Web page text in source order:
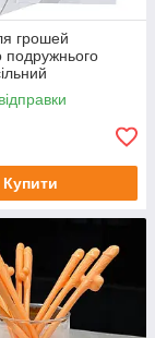
грошей
подружнього
Купити